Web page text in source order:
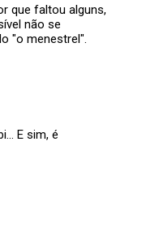
que faltou alguns,
não se
"o menestrel".
E sim, é